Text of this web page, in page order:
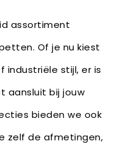
assortiment
Of je nu kiest
industriële stijl, er is
aansluit bij jouw
bieden we ook
zelf de afmetingen,